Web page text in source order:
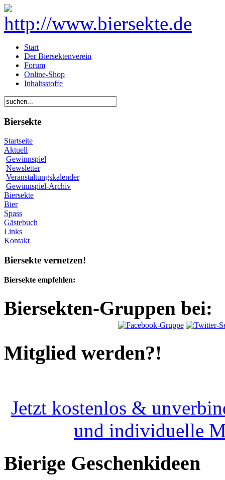
Start
Der Biersektenverein
Forum
Online-Shop
Inhaltsstoffe
Biersekte
Startseite
Aktuell
Gewinnspiel
Newsletter
Veranstaltungskalender
Gewinnspiel-Archiv
Biersekte
Bier
Spass
Gästebuch
Links
Kontakt
Biersekte vernetzen!
Biersekte empfehlen:
Biersekten-Gruppen bei:
Mitglied werden?!
Jetzt kostenlos &
und individuelle
Bierige Geschenkideen